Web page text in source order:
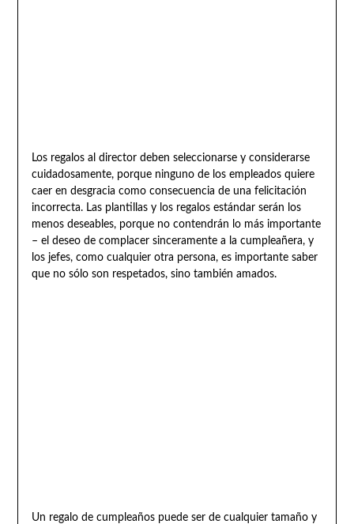
Los regalos al director deben seleccionarse y considerarse
cuidadosamente, porque ninguno de los empleados quiere
caer en desgracia como consecuencia de una felicitación
incorrecta. Las plantillas y los regalos estándar serán los
menos deseables, porque no contendrán lo más importante
– el deseo de complacer sinceramente a la cumpleañera, y
los jefes, como cualquier otra persona, es importante saber
que no sólo son respetados, sino también amados.
Un regalo de cumpleaños puede ser de cualquier tamaño y